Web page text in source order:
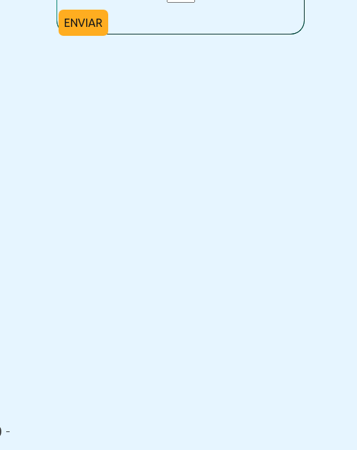
-
ENVIAR